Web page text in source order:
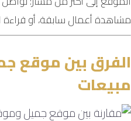
مشاهدة أعمال سابقة، أو قراءة
الفرق بين موقع
مبيعات